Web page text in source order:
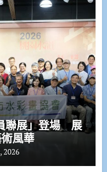
聯展」登場 展
風華
2026